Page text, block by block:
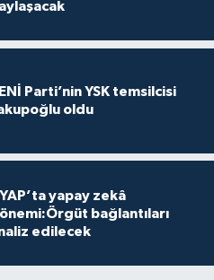
Parti’nin YSK temsilcisi
oldu
yapay zekâ
bağlantıları
edilecek